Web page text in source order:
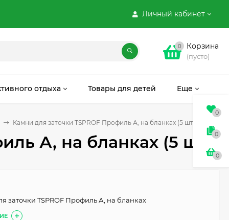
Личный кабинет
0 Корзина
(пусто)
отдыха Товары для детей Еще
Камни для заточки TSPROF Профиль А, на бланках (5 шт.)
А, на бланках (5 шт.)
заточки TSPROF Профиль А, на бланках
0
0
0